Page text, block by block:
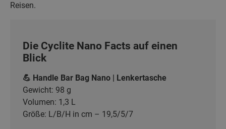
Reisen.
Die Cyclite Nano Facts auf einen
Blick
💪 Handle Bar Bag Nano | Lenkertasche
Gewicht: 98 g
Volumen: 1,3 L
Größe: L/B/H in cm – 19,5/5/7